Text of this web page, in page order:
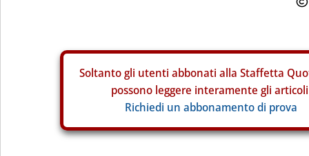
Soltanto gli utenti abbonati alla Staffetta
possono leggere interamente gli
Richiedi un abbonamento di prova